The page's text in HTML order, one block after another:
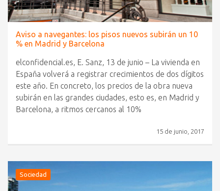
Aviso a navegantes: los pisos nuevos subirán un 10
% en Madrid y Barcelona
elconfidencial.es, E. Sanz, 13 de junio – La vivienda en
España volverá a registrar crecimientos de dos dígitos
este año. En concreto, los precios de la obra nueva
subirán en las grandes ciudades, esto es, en Madrid y
Barcelona, a ritmos cercanos al 10%
15 de junio, 2017
Sociedad